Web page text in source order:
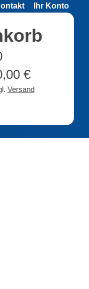
Ihr Konto
€
Versand